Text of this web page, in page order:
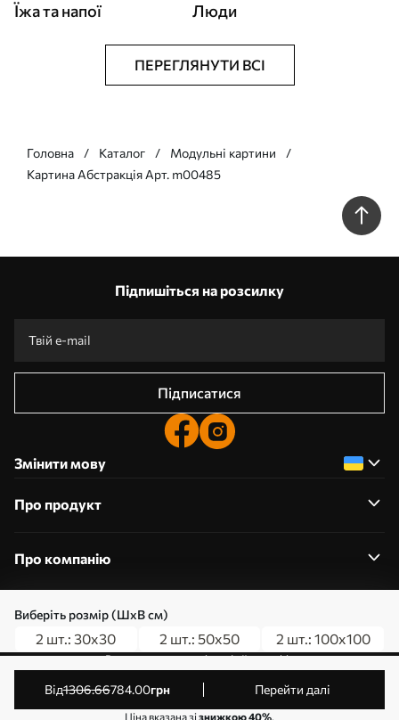
Виберіть розмір (ШхВ см)
2 шт.: 30x30 2 шт.: 50x50 2 шт.: 100x100
від1306.66784.00грн Перейти далі
Ціна вказана зізнижкою 40%.
Їжа та напої Люди
ПЕРЕГЛЯНУТИ ВСІ
Головна Каталог
Модульні картини
Картина Абстракція Арт. m00485
Підпишіться на розсилку
Підписатися
Змінити мову
Про продукт
Про компанію
0800357223
Редагування дозволів на файли cookie
© 2011-2026 Art-holst. Усі права захищені. Власник:
ТОВ “КЛЄВЄР”. Код ЄДРПОУ: 31780602.